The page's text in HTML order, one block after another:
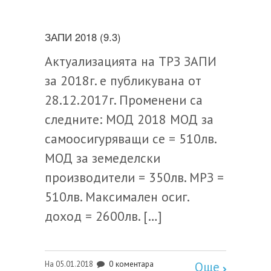
ЗАПИ 2018 (9.3)
Актуализацията на ТРЗ ЗАПИ
за 2018г. е публикувана от
28.12.2017г. Променени са
следните: МОД 2018 МОД за
самоосигуряващи се = 510лв.
МОД за земеделски
производители = 350лв. МРЗ =
510лв. Максимален осиг.
доход = 2600лв. […]
На 05.01.2018 0 коментара Още